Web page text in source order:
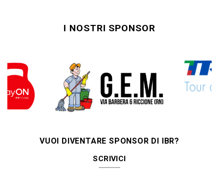
I NOSTRI SPONSOR
VUOI DIVENTARE SPONSOR DI IBR?
SCRIVICI